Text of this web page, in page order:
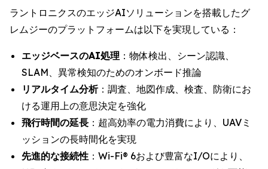
ラントロニクスのエッジAIソリューションを搭載したグ
レムジーのプラットフォームは以下を実現している：
エッジベースのAI処理 ：物体検出、シーン認識、
SLAM、異常検知のためのオンボード推論
リアルタイム分析：調査、地図作成、検査、防衛にお
ける運用上の意思決定を強化
飛行時間の延長 ：超高効率の電力消費により、UAVミ
ッションの長時間化を実現
先進的な接続性 ：Wi-Fi® 6および豊富なI/Oにより、